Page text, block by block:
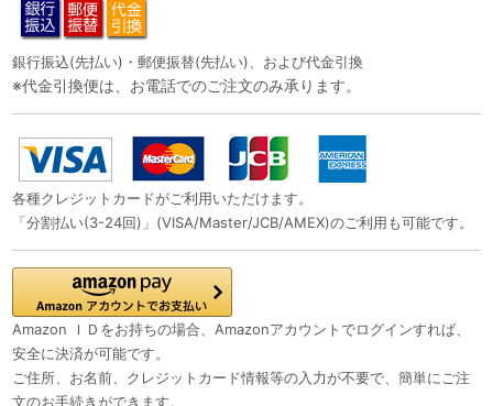
銀行振込(先払い)・郵便振替(先払い)、および代金引換
※代金引換便は、お電話でのご注文のみ承ります。
各種クレジットカードがご利用いただけます。
「分割払い(3-24回)」(VISA/Master/JCB/AMEX)のご利用も可能です。
Amazon ＩＤをお持ちの場合、Amazonアカウントでログインすれば、
安全に決済が可能です。
ご住所、お名前、クレジットカード情報等の入力が不要で、簡単にご注
文のお手続きができます。